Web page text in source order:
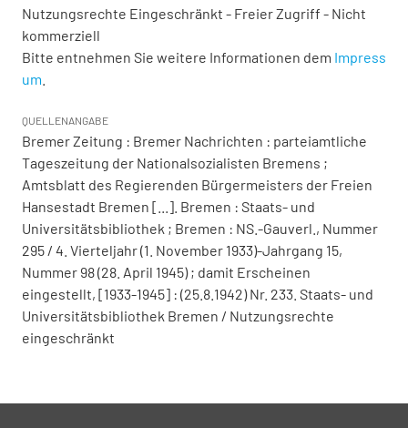
Nutzungsrechte Eingeschränkt - Freier Zugriff - Nicht
kommerziell
Bitte entnehmen Sie weitere Informationen dem Impress
um
QUELLENANGABE
Bremer Zeitung : Bremer Nachrichten : parteiamtliche
Tageszeitung der Nationalsozialisten Bremens ;
Amtsblatt des Regierenden Bürgermeisters der Freien
Hansestadt Bremen [...]. Bremen : Staats- und
Universitätsbibliothek ; Bremen : NS.-Gauverl., Nummer
295 / 4. Vierteljahr (1. November 1933)-Jahrgang 15,
Nummer 98 (28. April 1945) ; damit Erscheinen
eingestellt, [1933-1945] : (25.8.1942) Nr. 233. Staats- und
Universitätsbibliothek Bremen / Nutzungsrechte
eingeschränkt